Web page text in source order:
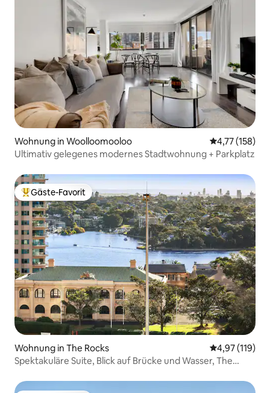
Wohnung in Woolloomooloo
4,77 (158)
Ultimativ gelegenes modernes Stadtwohnung + Parkplatz
Beliebter Gäste-Favorit.
Gäste-Favorit
Wohnung in The Rocks
4,97 (119)
Spektakuläre Suite, Blick auf Brücke und Wasser, The